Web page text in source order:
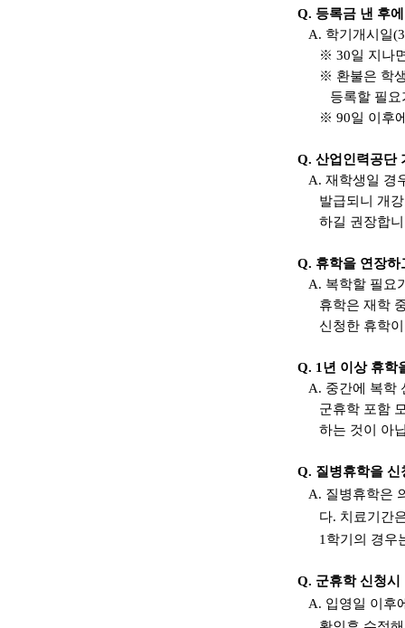
Q. 등록금 낸 후
A. 학기개시일
※ 30일 지나
※ 환불은 학
등록할 필
※ 90일 이후
Q. 산업인력공단
A. 재학생일 경
발급되니 개
하길 권장합
Q. 휴학을 연장
A. 복학할 필요
휴학은 재학
신청한 휴학
Q. 1년 이상 휴학
A. 중간에 복학
군휴학 포함
하는 것이 아
Q. 질병휴학을
A. 질병휴학은
다. 치료기간
1학기의 경우
Q. 군휴학 신청
A. 입영일 이후